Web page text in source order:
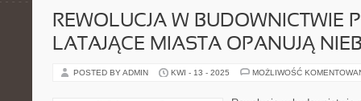
REWOLUCJA W BUDOWNICTWIE
LATAJĄCE MIASTA OPANUJĄ
POSTED BY ADMIN KWI - 13 - 2025 MOŻLIWOŚĆ